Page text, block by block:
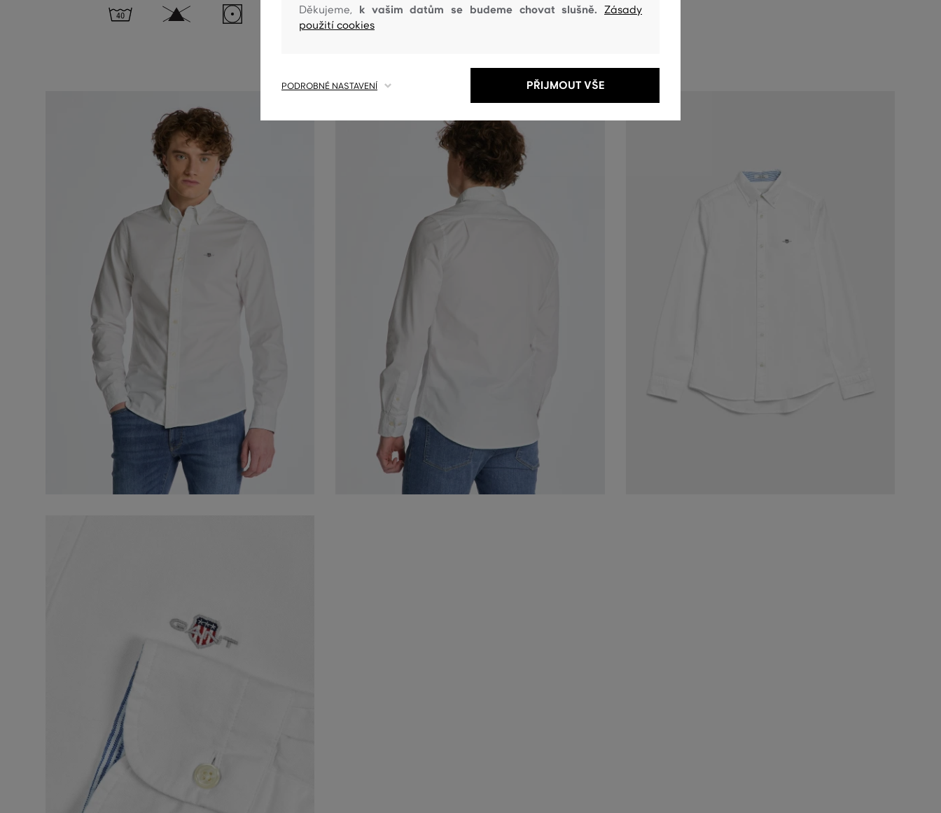
Děkujeme, k vašim datům se budeme chovat slušně. Zásady
použití cookies
PODROBNÉ NASTAVENÍ PŘIJMOUT VŠE